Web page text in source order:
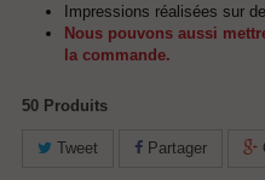
Impressions réalisées sur
Nous pouvons aussi
la commande.
50 Produits
Tweet Partager